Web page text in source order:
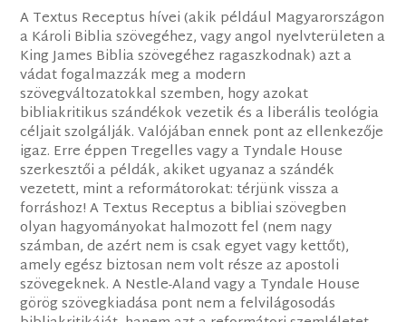
A Textus Receptus hívei (akik például Magyarországon
a Károli Biblia szövegéhez, vagy angol nyelvterületen a
King James Biblia szövegéhez ragaszkodnak) azt a
vádat fogalmazzák meg a modern
szövegváltozatokkal szemben, hogy azokat
bibliakritikus szándékok vezetik és a liberális teológia
céljait szolgálják. Valójában ennek pont az ellenkezője
igaz. Erre éppen Tregelles vagy a Tyndale House
szerkesztői a példák, akiket ugyanaz a szándék
vezetett, mint a reformátorokat: térjünk vissza a
forráshoz! A Textus Receptus a bibliai szövegben
olyan hagyományokat halmozott fel (nem nagy
számban, de azért nem is csak egyet vagy kettőt),
amely egész biztosan nem volt része az apostoli
szövegeknek. A Nestle-Aland vagy a Tyndale House
görög szövegkiadása pont nem a felvilágosodás